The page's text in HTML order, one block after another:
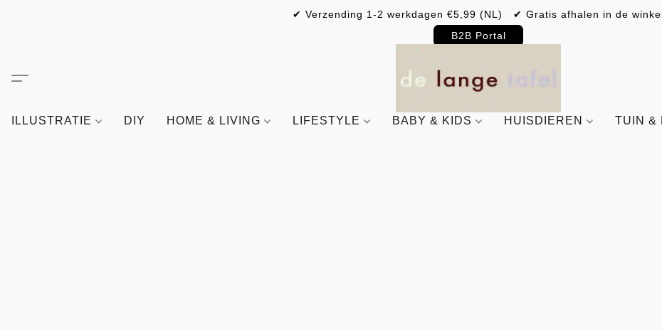
✔ Verzending 1-2 werkdagen €5,99 (NL) ✔ Gratis afhalen in de
B2B Portal
ILLUSTRATIE DIY HOME & LIVING LIFESTYLE BABY & KIDS HUISDIEREN TUIN &